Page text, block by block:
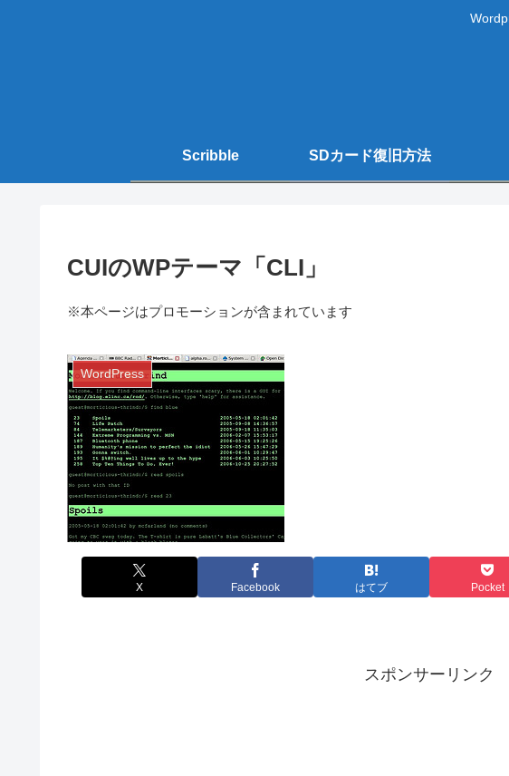
Scribble SDカード復旧方法
CUIのWPテーマ「CLI」
※本ページはプロモーションが含まれています
WordPress
X Facebook はてブ Pocket
スポンサーリンク